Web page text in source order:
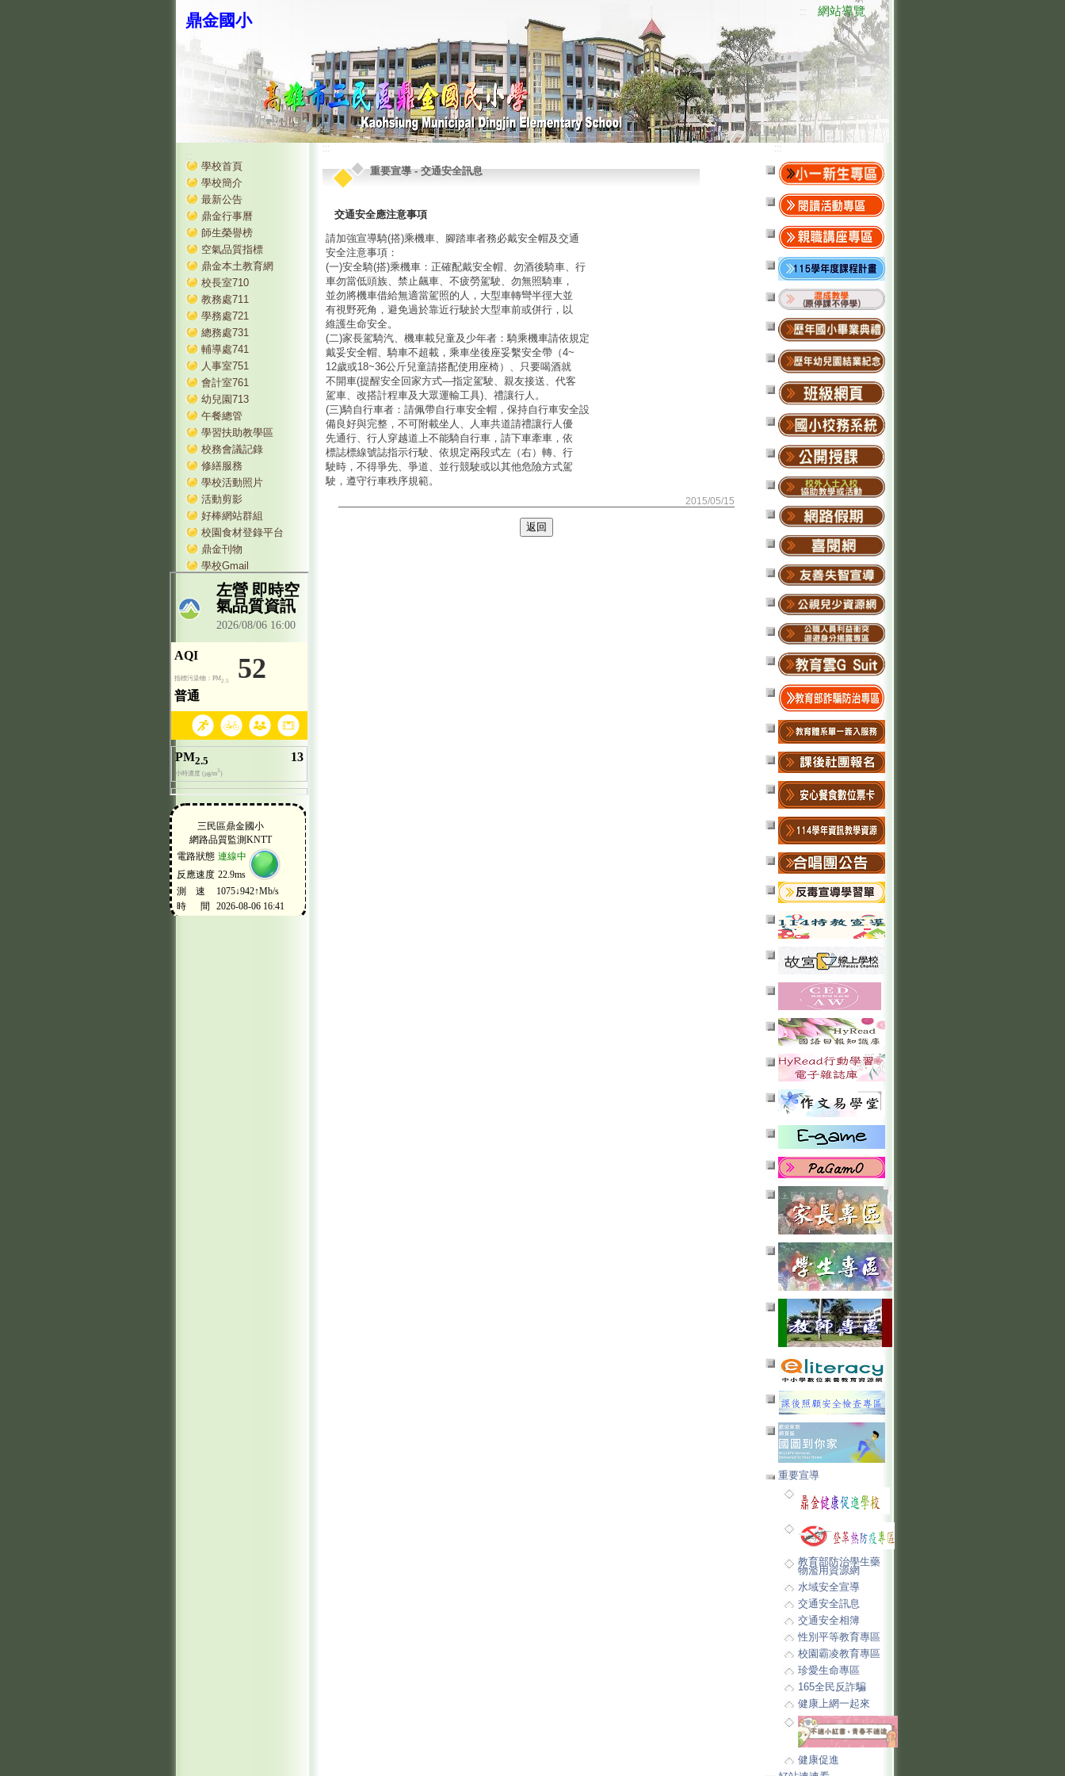
::: 網站導覽
鼎金國小
:::
學校首頁
學校簡介
最新公告
鼎金行事曆
師生榮譽榜
空氣品質指標
鼎金本土教育網
校長室710
教務處711
學務處721
總務處731
輔導處741
人事室751
會計室761
幼兒園713
午餐總管
學習扶助教學區
校務會議記錄
修繕服務
學校活動照片
活動剪影
好棒網站群組
校園食材登錄平台
鼎金刊物
學校Gmail
:::
重要宣導-交通安全訊息
交通安全應注意事項
請加強宣導騎(搭)乘機車、腳踏車者務必戴安全帽及交通
安全注意事項：
(一)安全騎(搭)乘機車：正確配戴安全帽、勿酒後騎車、行
車勿當低頭族、禁止飆車、不疲勞駕駛、勿無照騎車，
並勿將機車借給無適當駕照的人，大型車轉彎半徑大並
有視野死角，避免過於靠近行駛於大型車前或併行，以
維護生命安全。
(二)家長駕騎汽、機車載兒童及少年者：騎乘機車請依規定
戴妥安全帽、騎車不超載，乘車坐後座妥繫安全帶（4~
12歲或18~36公斤兒童請搭配使用座椅）、只要喝酒就
不開車(提醒安全回家方式—指定駕駛、親友接送、代客
駕車、改搭計程車及大眾運輸工具)、禮讓行人。
(三)騎自行車者：請佩帶自行車安全帽，保持自行車安全設
備良好與完整，不可附載坐人、人車共道請禮讓行人優
先通行、行人穿越道上不能騎自行車，請下車牽車，依
標誌標線號誌指示行駛、依規定兩段式左（右）轉、行
駛時，不得爭先、爭道、並行競駛或以其他危險方式駕
駛，遵守行車秩序規範。
2015/05/15
返回
:::
重要宣導
教育部防治學生藥
物濫用資源網
水域安全宣導
交通安全訊息
交通安全相簿
性別平等教育專區
校園霸凌教育專區
珍愛生命專區
165全民反詐騙
健康上網一起來
健康促進